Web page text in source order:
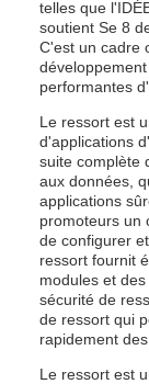
telles que
soutient Se 8
C'est un cadre
performantes
Le ressort est
d'applications
suite complète
aux données,
applications
promoteurs un
de configurer
ressort fournit
modules et
sécurité de
de ressort qui
rapidement
Le ressort est